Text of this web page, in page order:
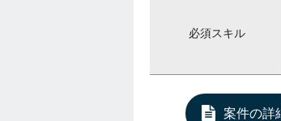
必須スキル
案件の詳